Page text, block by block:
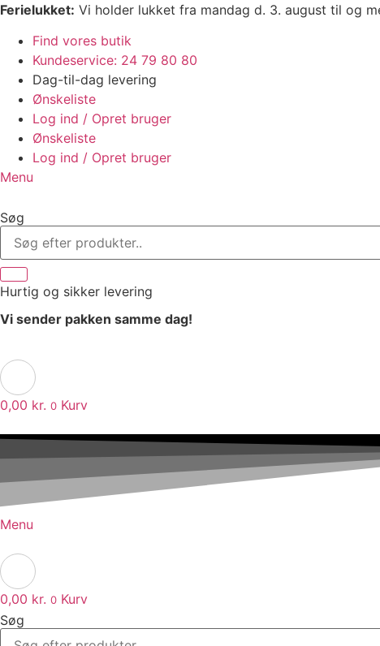
Videre
indhold
Ferielukket: Vi holder lukket fra mandag d. 3. august til og
Find vores butik
Kundeservice: 24 79 80 80
Dag-til-dag levering
Ønskeliste
Log ind / Opret bruger
Ønskeliste
Log ind / Opret bruger
Menu
Søg
Hurtig og sikker levering
Vi sender pakken samme dag!
0,00 kr. 0 Kurv
Menu
0,00 kr. 0 Kurv
Søg